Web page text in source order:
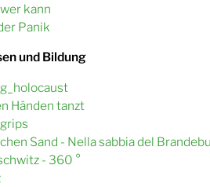
kann
Panik
und Bildung
Händen tanzt
Sand - Nella sabbia del
- 360 °